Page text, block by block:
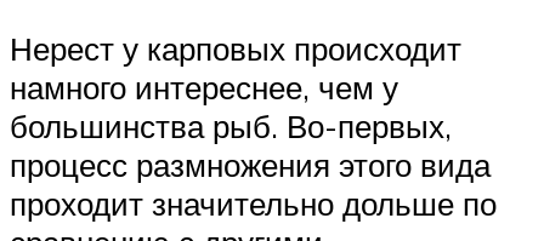
Нерест у карповых происходит
намного интереснее, чем у
большинства рыб. Во-первых,
процесс размножения этого вида
проходит значительно дольше по